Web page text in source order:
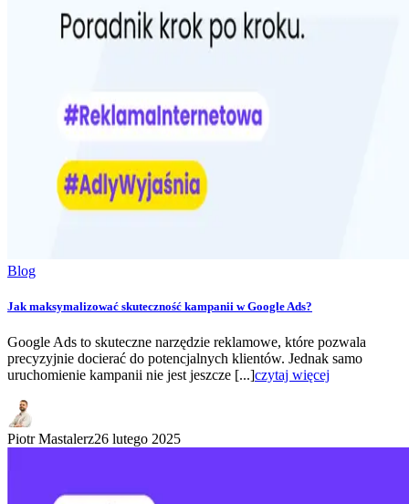
Blog
Jak maksymalizować skuteczność kampanii w Google Ads?
Google Ads to skuteczne narzędzie reklamowe, które pozwala
precyzyjnie docierać do potencjalnych klientów. Jednak samo
uruchomienie kampanii nie jest jeszcze [...]czytaj więcej
Piotr Mastalerz26 lutego 2025